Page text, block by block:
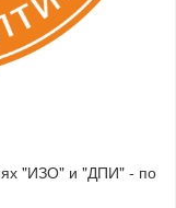
"ИЗО" и "ДПИ" - по